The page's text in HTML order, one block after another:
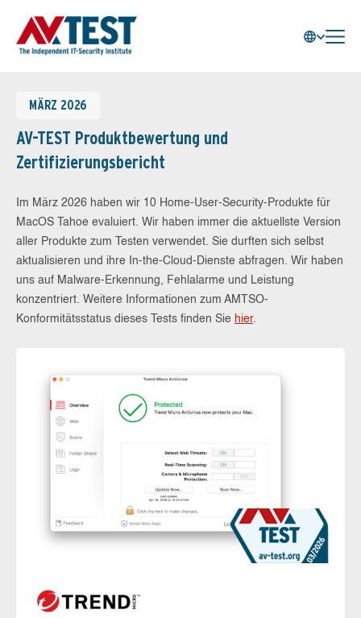
MÄRZ 2026
AV-TEST Produktbewertung und
Zertifizierungsbericht
Im März 2026 haben wir 10 Home-User-Security-Produkte für
MacOS Tahoe evaluiert. Wir haben immer die aktuellste Version
aller Produkte zum Testen verwendet. Sie durften sich selbst
aktualisieren und ihre In-the-Cloud-Dienste abfragen. Wir haben
uns auf Malware-Erkennung, Fehlalarme und Leistung
konzentriert. Weitere Informationen zum AMTSO-
Konformitätsstatus dieses Tests finden Sie hier.